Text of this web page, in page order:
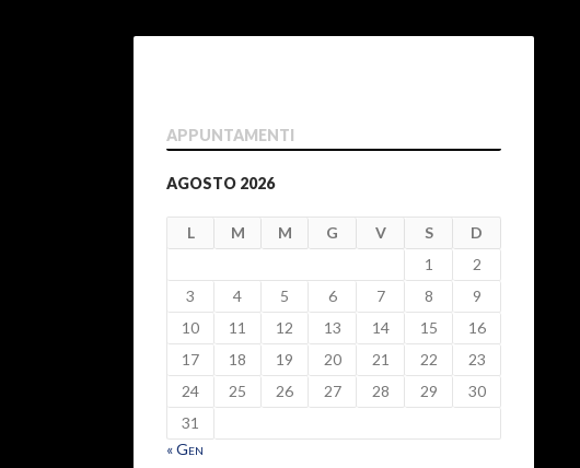
APPUNTAMENTI
AGOSTO 2026
L M M G V S
D
1
2
3
4 5 6 7 8
9
10
11 12 13 14 15
16
17
18 19 20 21 22
23
24
25 26 27 28 29
30
31
« Gen